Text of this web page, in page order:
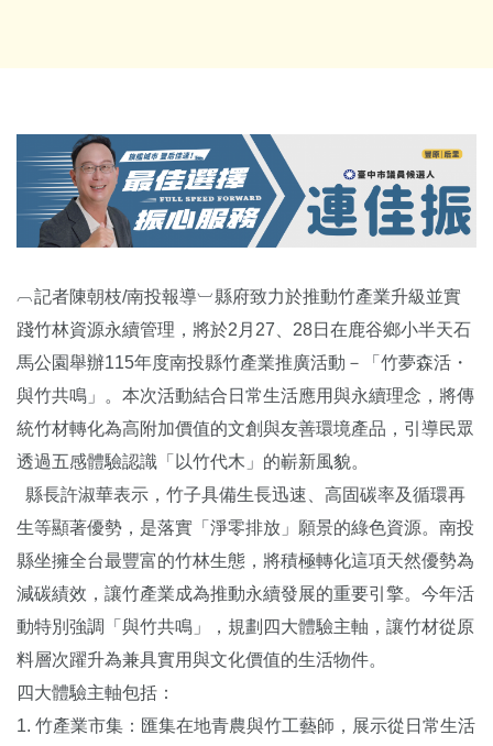
︹記者陳朝枝/南投報導︺縣府致力於推動竹產業升級並實
踐竹林資源永續管理，將於2月27、28日在鹿谷鄉小半天石
馬公園舉辦115年度南投縣竹產業推廣活動－「竹夢森活・
與竹共鳴」。本次活動結合日常生活應用與永續理念，將傳
統竹材轉化為高附加價值的文創與友善環境產品，引導民眾
透過五感體驗認識「以竹代木」的嶄新風貌。
縣長許淑華表示，竹子具備生長迅速、高固碳率及循環再
生等顯著優勢，是落實「淨零排放」願景的綠色資源。南投
縣坐擁全台最豐富的竹林生態，將積極轉化這項天然優勢為
減碳績效，讓竹產業成為推動永續發展的重要引擎。今年活
動特別強調「與竹共鳴」，規劃四大體驗主軸，讓竹材從原
料層次躍升為兼具實用與文化價值的生活物件。
四大體驗主軸包括：
1. 竹產業市集：匯集在地青農與竹工藝師，展示從日常生活